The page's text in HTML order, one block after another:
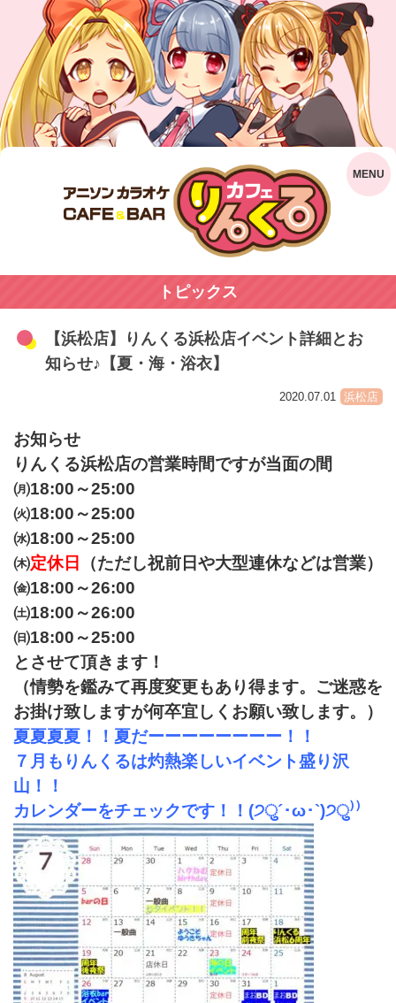
トピックス
【浜松店】りんくる浜松店イベント詳細とお
知らせ♪【夏・海・浴衣】
2020.07.01 浜松店
お知らせ
りんくる浜松店の営業時間ですが当面の間
㈪18:00～25:00
㈫18:00～25:00
㈬18:00～25:00
㈭定休日
（ただし祝前日や大型連休などは営業）
㈮18:00～26:00
㈯18:00～26:00
㈰18:00～25:00
とさせて頂きます！
（情勢を鑑みて再度変更もあり得ます。ご迷惑を
お掛け致しますが何卒宜しくお願い致します。）
夏夏夏夏！！夏だーーーーーーーー！！
７月もりんくるは灼熱楽しいイベント盛り沢
山！！
カレンダーをチェックです！！(੭ु´･ω･`)੭ु⁾⁾